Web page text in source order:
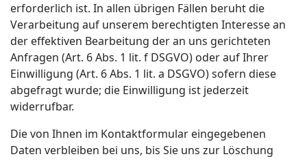
erforderlich ist. In allen übrigen Fällen beruht die
Verarbeitung auf unserem berechtigten Interesse an
der effektiven Bearbeitung der an uns gerichteten
Anfragen (Art. 6 Abs. 1 lit. f DSGVO) oder auf Ihrer
Einwilligung (Art. 6 Abs. 1 lit. a DSGVO) sofern diese
abgefragt wurde; die Einwilligung ist jederzeit
widerrufbar.
Die von Ihnen im Kontaktformular eingegebenen
Daten verbleiben bei uns, bis Sie uns zur Löschung